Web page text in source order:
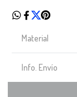
Material
Info. Envío